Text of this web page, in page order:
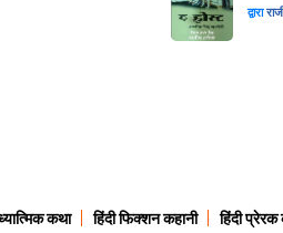
द्वारा
कथा हिंदी फिक्शन कहानी हिंदी